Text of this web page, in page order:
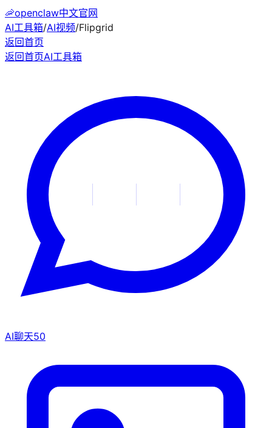
🦐openclaw中文官网
AI工具箱/AI视频/Flipgrid
返回首页
返回首页AI工具箱
AI聊天50